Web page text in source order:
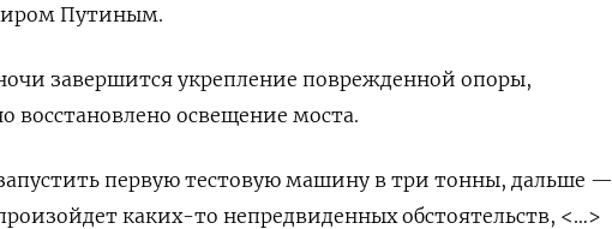
Путиным.
завершится укрепление поврежденной опоры,
восстановлено освещение моста.
первую тестовую машину в три тонны, дальше —
каких-то непредвиденных обстоятельств, <…>